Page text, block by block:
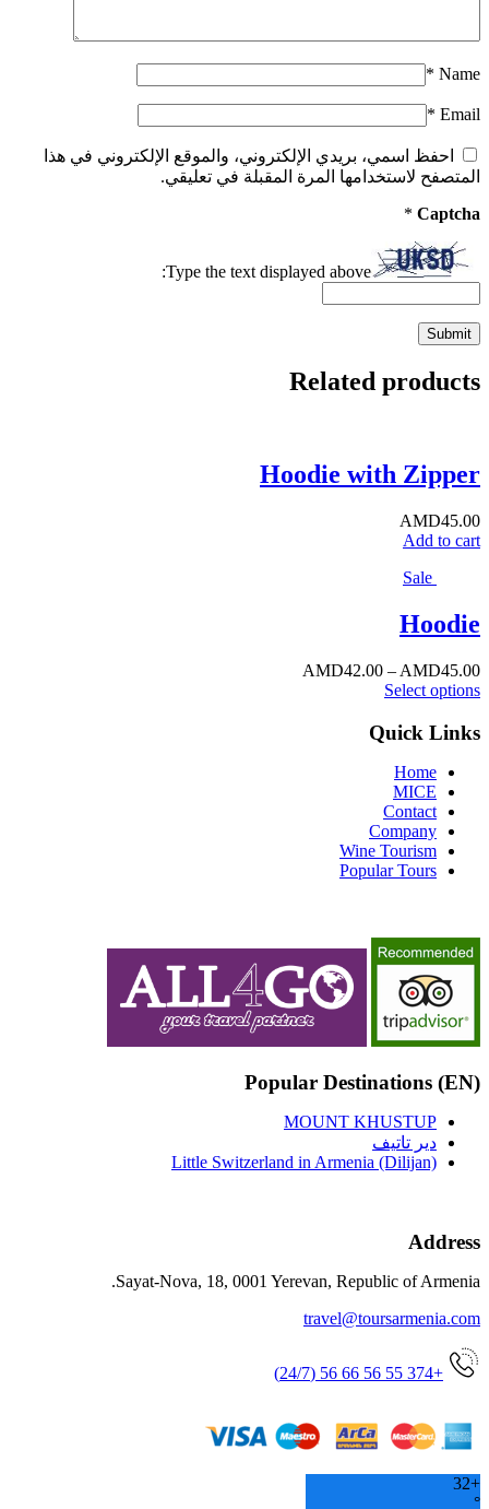
Name
*
Email
*
احفظ اسمي، بريدي الإلكتروني، والموقع الإلكتروني في هذا
المتصفح لاستخدامها المرة المقبلة في تعليقي.
Captcha
*
Type the text displayed above:
Related products
Hoodie with Zipper
AMD45.00
Add to cart
Sale
Hoodie
AMD42.00 – AMD45.00
Select options
Quick Links
Home
MICE
Contact
Company
Wine Tourism
Popular Tours
(EN) Popular Destinations
MOUNT KHUSTUP
دير تاتيف
Little Switzerland in Armenia (Dilijan)
Address
Sayat-Nova, 18, 0001 Yerevan, Republic of Armenia.
travel@toursarmenia.com
+374 55 56 66 56 (24/7)
+
32
°